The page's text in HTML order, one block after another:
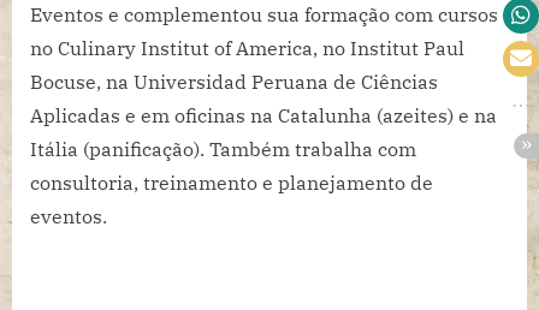
Eventos e complementou sua formação com cursos
no Culinary Institut of America, no Institut Paul
Bocuse, na Universidad Peruana de Ciências
Aplicadas e em oficinas na Catalunha (azeites) e na
Itália (panificação). Também trabalha com
consultoria, treinamento e planejamento de
eventos.